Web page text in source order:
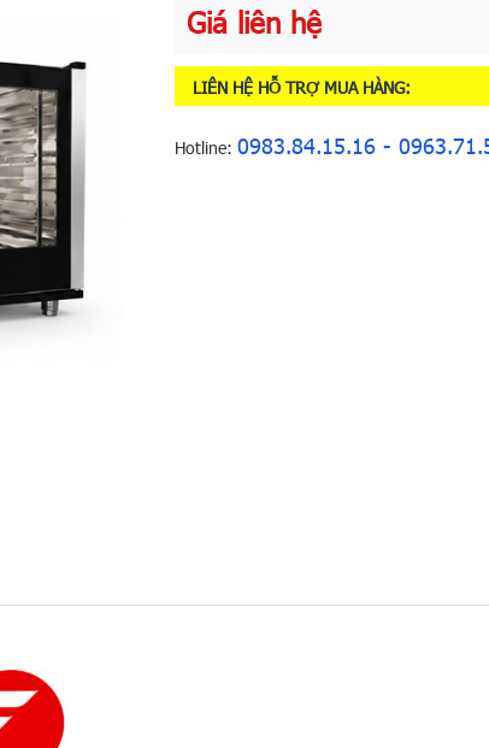
Giá liên hệ
LIÊN HỆ HỖ TRỢ MUA HÀNG:
Hotline: 0983.84.15.16 -